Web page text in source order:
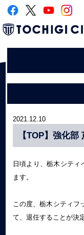
2021.12.10
【TOP】強化
日頃より、栃木シテ
ます。
この度、栃木シティフ
て、退任することが決